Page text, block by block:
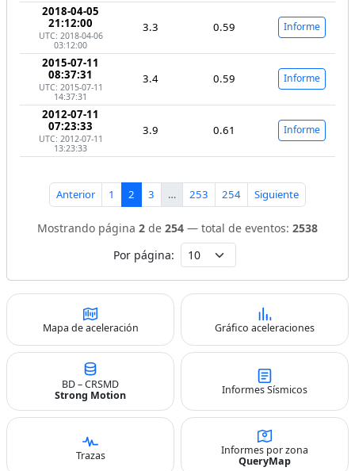
2018-04-05
21:12:00
UTC: 2018-04-06
03:12:00
3.3 0.59 Informe
2015-07-11
08:37:31
UTC: 2015-07-11
14:37:31
3.4 0.59 Informe
2012-07-11
07:23:33
UTC: 2012-07-11
13:23:33
3.9 0.61 Informe
Anterior 1 2 3 … 253 254 Siguiente
Mostrando página 2 de 254 — total de eventos: 2538
Por página:
Mapa de aceleración Gráfico aceleraciones
BD – CRSMD
Strong Motion
Informes Sísmicos
Trazas
Informes por zona
QueryMap